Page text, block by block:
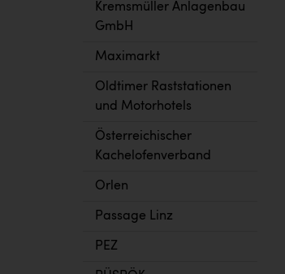
Kremsmüller Anlagenbau
GmbH
Maximarkt
Oldtimer Raststationen
und Motorhotels
Österreichischer
Kachelofenverband
Orlen
Passage Linz
PEZ